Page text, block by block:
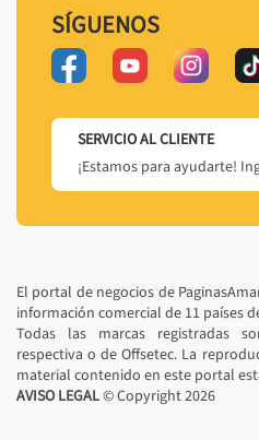
SÍGUENOS
SERVICIO AL CLIENTE
¡Estamos para ayudarte!
El portal de negocios de
información comercial de 11 países
Todas las marcas registradas
respectiva o de Offsetec. La
material contenido en este portal
AVISO LEGAL© Copyright2026